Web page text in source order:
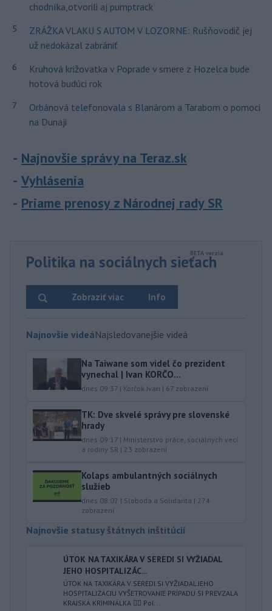
chodníka,otvorili aj pumptrack
5
ZRÁŽKA VLAKU S AUTOM V LOZORNE: Rušňovodič jej
už nedokázal zabrániť
6
Kruhová križovatka v Poprade v smere z Hozelca bude
hotová budúci rok
7
Orbánová telefonovala s Blanárom a Tarabom o pomoci
na Dunaji
Najnovšie správy na Teraz.sk
Vyhlásenia
Priame prenosy z Národnej rady SR
Politika na sociálnych sieťach
Info
Zobraziť viac
Najnovšie videáNajsledovanejšie videá
Na Taiwane som videl čo prezident
vynechal | Ivan KORČO...
dnes 09:37 | Korčok Ivan | 67 zobrazení
TK: Dve skvelé správy pre slovenské
hrady
dnes 09:17 | Ministerstvo práce, sociálnych vecí
a rodiny SR | 23 zobrazení
Kolaps ambulantných sociálnych
služieb
dnes 08:02 | Sloboda a Solidarita | 274
zobrazení
Najnovšie statusy štátnych inštitúcií
ÚTOK NA TAXIKÁRA V SEREDI SI VYŽIADAL
JEHO HOSPITALIZÁC...
ÚTOK NA TAXIKÁRA V SEREDI SI VYŽIADAL JEHO
HOSPITALIZÁCIU VYŠETROVANIE PRÍPADU SI PREVZALA
KRAJSKÁ KRIMINÁLKA 👮‍♂️ Pol...